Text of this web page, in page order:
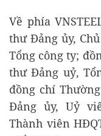
Về phía
thư Đảng ủy,
Tổng công ty;
thư Đảng uỷ,
đồng chí
Đảng ủy, Uỷ
Thành viên